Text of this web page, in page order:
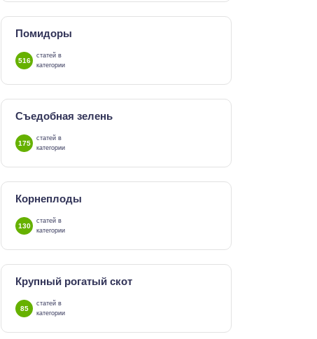
Помидоры
516
статей в
категории
Съедобная зелень
175
статей в
категории
Корнеплоды
130
статей в
категории
Крупный рогатый скот
85
статей в
категории